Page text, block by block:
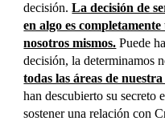
decisión.La decisión de
en algo es
nosotros mismos. Puede
decisión, la determinamos
todas las áreas de
han descubierto su secreto
sostener una relación con